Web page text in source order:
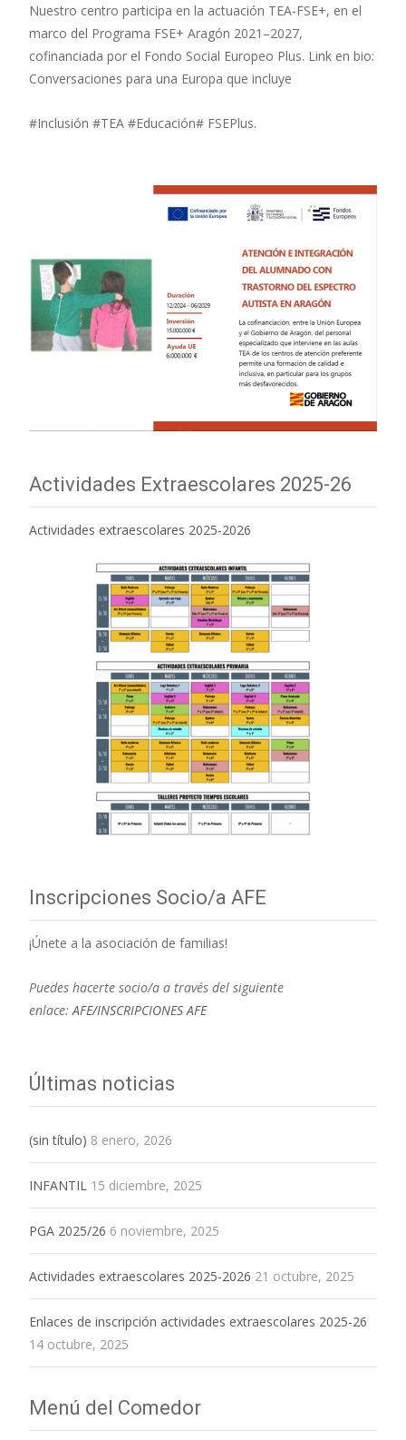
Nuestro centro participa en la actuación TEA-FSE+, en el
marco del Programa FSE+ Aragón 2021–2027,
cofinanciada por el Fondo Social Europeo Plus. Link en bio:
Conversaciones para una Europa que incluye
#Inclusión #TEA #Educación# FSEPlus.
Actividades Extraescolares 2025-26
Actividades extraescolares 2025-2026
Inscripciones Socio/a AFE
¡Únete a la asociación de familias!
Puedes hacerte socio/a a través del siguiente
enlace: AFE/INSCRIPCIONES AFE
Últimas noticias
(sin título) 8 enero, 2026
INFANTIL 15 diciembre, 2025
PGA 2025/26 6 noviembre, 2025
Actividades extraescolares 2025-2026 21 octubre, 2025
Enlaces de inscripción actividades extraescolares 2025-26
14 octubre, 2025
Menú del Comedor